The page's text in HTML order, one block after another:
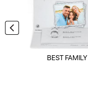
BEST FAMILY